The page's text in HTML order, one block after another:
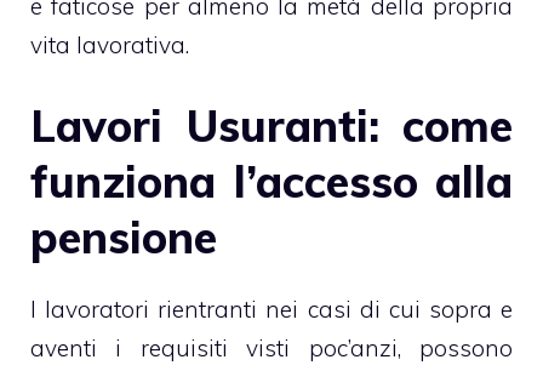
vita lavorativa.
Lavori Usuranti: come
funziona l’accesso alla
pensione
I lavoratori rientranti nei casi di cui sopra e
aventi i requisiti visti poc’anzi, possono